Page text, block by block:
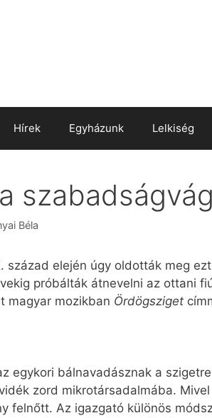
Hírek Egyházunk Lelkiség
Béla
század elején úgy oldották meg
próbálták átnevelni az ottani
magyar mozikban Ördögsziget
egykori bálnavadásznak a
zord mikrotársadalmába.
felnőtt. Az igazgató különös